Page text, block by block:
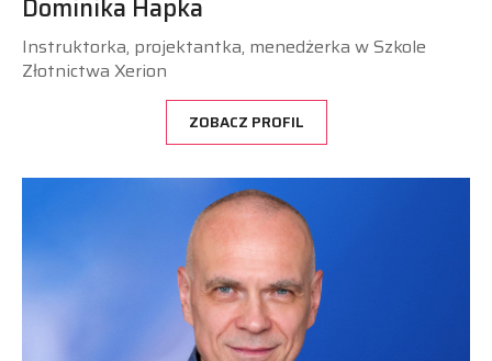
Dominika Hapka
Instruktorka, projektantka, menedżerka w Szkole
Złotnictwa Xerion
ZOBACZ PROFIL